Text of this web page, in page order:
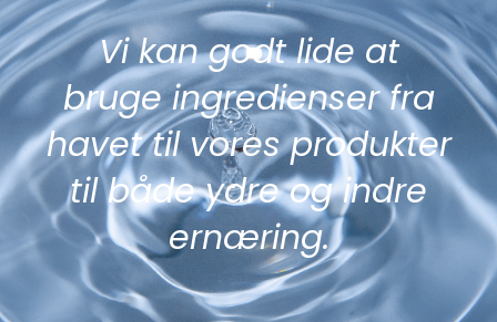
Vi kan godt lide at
bruge ingredienser fra
havet til vores produkter
til både ydre og indre
ernæring.